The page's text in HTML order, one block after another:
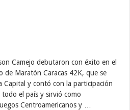
Camejo debutaron con éxito en el
de Maratón Caracas 42K, que se
Capital y contó con la participación
el país y sirvió como
Centroamericanos y …